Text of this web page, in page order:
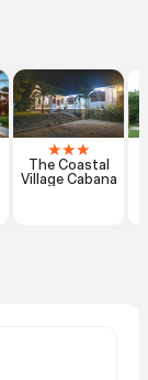
★★★
The Coastal
Village Cabana